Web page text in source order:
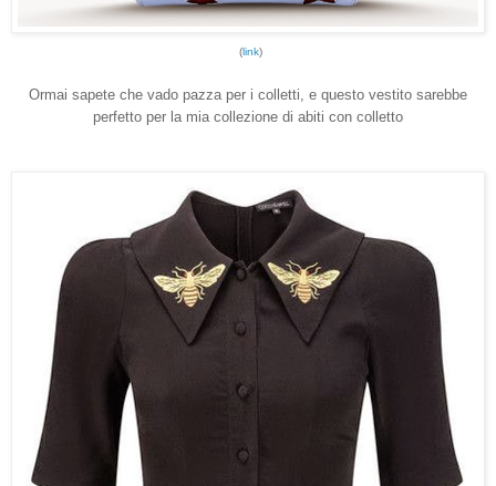
(link)
Ormai sapete che vado pazza per i colletti, e questo vestito sarebbe
perfetto per la mia collezione di abiti con colletto